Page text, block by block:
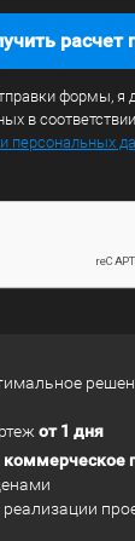
расчет
формы, я
в
персональных
от 1 дня
коммерческое